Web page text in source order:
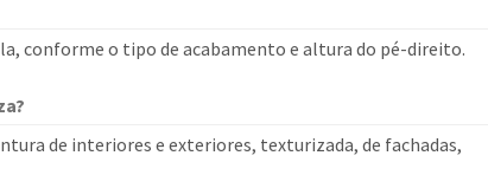
conforme o tipo de acabamento e altura do pé-direito.
de interiores e exteriores, texturizada, de fachadas,